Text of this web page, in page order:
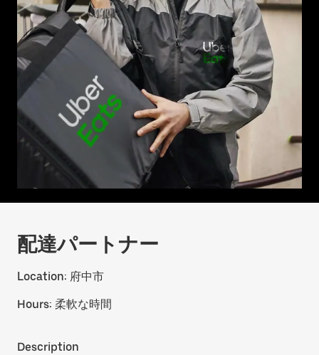
配達パートナー
Location: 府中市
Hours: 柔軟な時間
Description